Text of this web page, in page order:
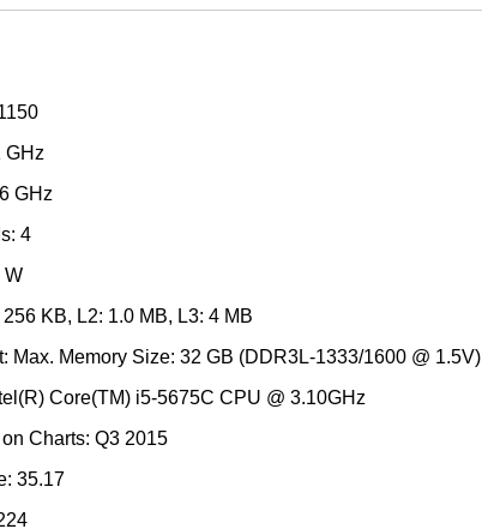
GHz
GHz
4
W
KB, L2: 1.0 MB, L3: 4 MB
Max. Memory Size: 32 GB (DDR3L-1333/1600 @ 1.5V)
Core(TM) i5-5675C CPU @ 3.10GHz
Charts: Q3 2015
35.17